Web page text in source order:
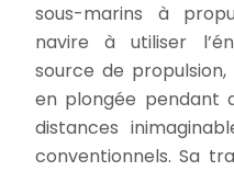
sous-marins à
navire à utiliser
source de
en plongée pendant
distances
conventionnels. Sa